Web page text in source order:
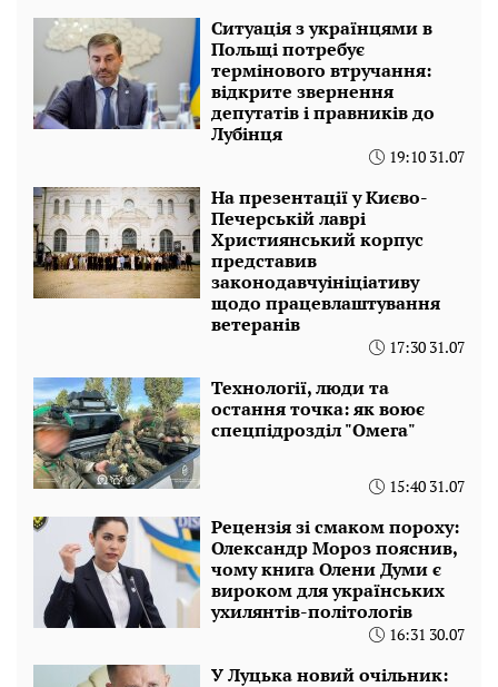
Ситуація з українцями в
Польщі потребує
термінового втручання:
відкрите звернення
депутатів і правників до
Лубінця
19:10 31.07
На презентації у Києво-
Печерській лаврі
Християнський корпус
представив
законодавчуініціативу
щодо працевлаштування
ветеранів
17:30 31.07
Технології, люди та
остання точка: як воює
спецпідрозділ "Омега"
15:40 31.07
Рецензія зі смаком пороху:
Олександр Мороз пояснив,
чому книга Олени Думи є
вироком для українських
ухилянтів-політологів
16:31 30.07
У Луцька новий очільник: